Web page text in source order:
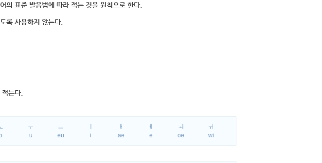
의 표준 발음법에 따라 적는 것을 원칙으로 한다.
록 사용하지 않는다.
는다.
ㅜ
u
ㅡ
eu
i
ㅐ
ae
ㅔ
e
ㅚ
oe
ㅟ
wi